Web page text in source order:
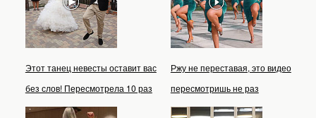
Этот танец невесты оставит вас
без слов! Пересмотрела 10 раз
Ржу не переставая, это видео
пересмотришь не раз